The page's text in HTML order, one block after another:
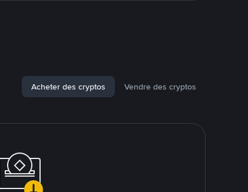
Acheter des cryptos Vendre des cryptos